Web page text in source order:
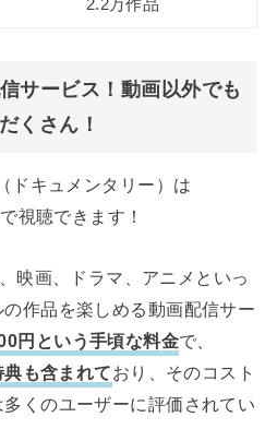
2.2万作品
サービス！動画以外でも
くさん！
ドキュメンタリー）は
視聴できます！
映画、ドラマ、アニメといっ
作品を楽しめる動画配信サー
円という手頃な料金で、
も含まれており、そのコスト
くのユーザーに評価されてい